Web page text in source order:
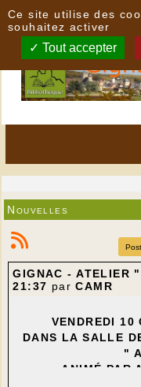
Nouvelles
GIGNAC - ATELIER
21:37 parCAMR
VENDREDI 10
DANS LA SALLE
"
ANIMÉ PAR
Ce site utilise des
souhaitez activer
Tout accepter